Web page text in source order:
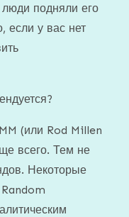
подняли его
если у вас нет
(или Rod Millen
всего. Тем не
Некоторые